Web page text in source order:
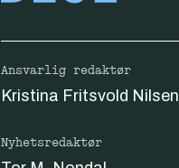
Ansvarlig redaktør
Kristina Fritsvold Nilsen
Nyhetsredaktør